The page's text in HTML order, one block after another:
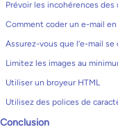
Prévoir les incohérences
Comment coder un e-mail
Assurez-vous que l’e-mail
Limitez les images au
Utiliser un broyeur HTML
Utilisez des polices de
Conclusion